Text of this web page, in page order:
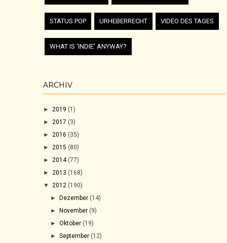
STATUS POP URHEBERRECHT VIDEO DES TAGES
WHAT IS 'INDIE' ANYWAY?
ARCHIV
► 2019 (1)
► 2017 (3)
► 2016 (35)
► 2015 (80)
► 2014 (77)
► 2013 (168)
▼ 2012 (190)
►Dezember (14)
►November (9)
►Oktober (19)
►September (12)